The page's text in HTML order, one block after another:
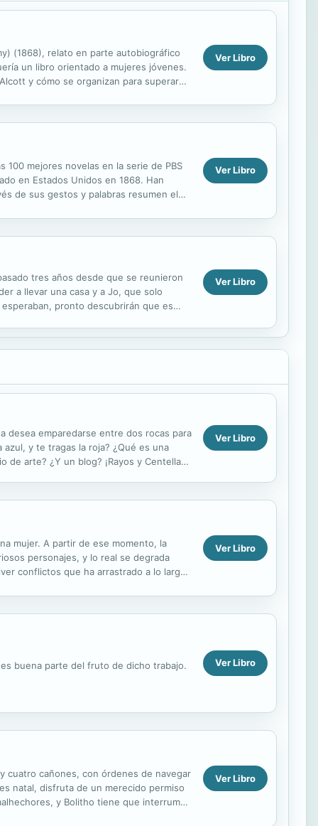
(1868), relato en parte autobiográfico
un libro orientado a mujeres jóvenes.
y cómo se organizan para superar
Ver Libro
mejores novelas en la serie de PBS
en Estados Unidos en 1868. Han
de sus gestos y palabras resumen el
Ver Libro
tres años desde que se reunieron
a llevar una casa y a Jo, que solo
pronto descubrirán que es
Ver Libro
desea emparedarse entre dos rocas para
y te tragas la roja? ¿Qué es una
de arte? ¿Y un blog? ¡Rayos y Centellas!
Ver Libro
mujer. A partir de ese momento, la
personajes, y lo real se degrada
conflictos que ha arrastrado a lo largo
Ver Libro
buena parte del fruto de dicho trabajo. Ver Libro
cuatro cañones, con órdenes de navegar
natal, disfruta de un merecido permiso
y Bolitho tiene que interrumpir
Ver Libro